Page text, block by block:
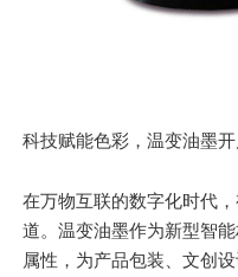
科技赋能色彩，温变油墨
在万物互联的数字化时代
道。温变油墨作为新型智
属性，为产品包装、文创